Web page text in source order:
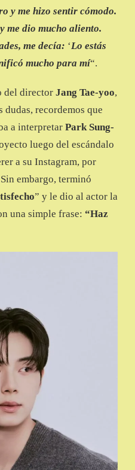
y me hizo sentir cómodo.
me dio mucho aliento.
me decía: ‘Lo estás
mucho para mí“.
del director Jang Tae-yoo,
recordemos que
a interpretar Park Sung-
luego del escándalo
a su Instagram, por
embargo, terminó
” y le dio al actor la
una simple frase: “Haz